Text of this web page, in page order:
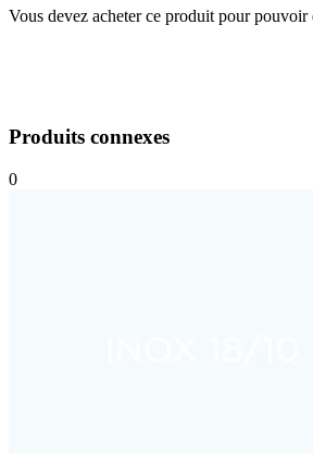
Vous devez acheter ce produit pour
Produits connexes
0